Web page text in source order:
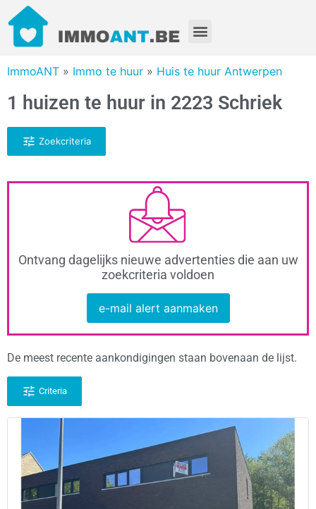
ImmoANT » Immo te huur » Huis te huur Antwerpen
1 huizen te huur in 2223 Schriek
Zoekcriteria
Ontvang dagelijks nieuwe advertenties die aan uw
zoekcriteria voldoen
e-mail alert aanmaken
De meest recente aankondigingen staan bovenaan de lijst.
Criteria